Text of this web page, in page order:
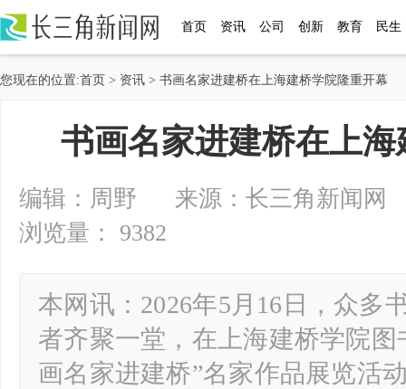
首页 资讯 公司 创新 教育 民生
您现在的位置:首页 > 资讯 > 书画名家进建桥在上海建桥学院隆重开幕
书画名家进建桥在上
编辑：周野 来源：长三角新闻网
浏览量： 9382
本网讯：2026年5月16日，众多
者齐聚一堂，在上海建桥学院
画名家进建桥”名家作品展览活